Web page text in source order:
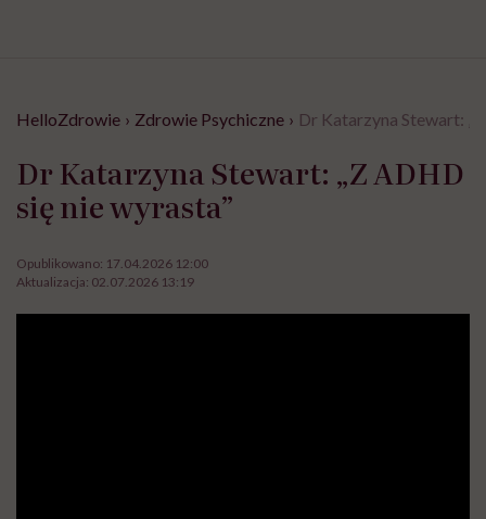
HelloZdrowie › Zdrowie Psychiczne › Dr Katarzyna Stewart:
Dr Katarzyna Stewart: „Z ADHD
się nie wyrasta”
Opublikowano: 17.04.2026 12:00
Aktualizacja: 02.07.2026 13:19